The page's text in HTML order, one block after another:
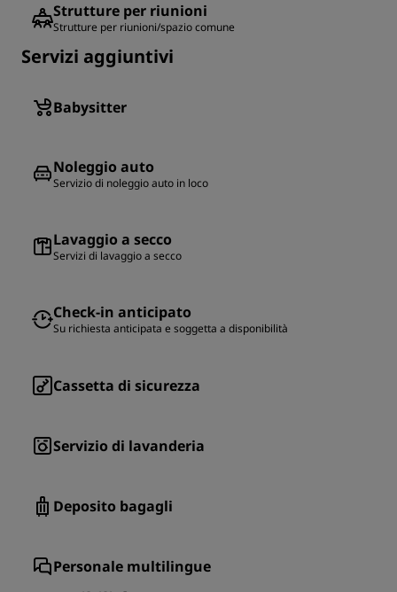
Strutture per riunioni
Strutture per riunioni/spazio comune
Servizi aggiuntivi
Babysitter
Noleggio auto
Servizio di noleggio auto in loco
Lavaggio a secco
Servizi di lavaggio a secco
Check-in anticipato
Su richiesta anticipata e soggetta a disponibilità
Cassetta di sicurezza
Servizio di lavanderia
Deposito bagagli
Personale multilingue